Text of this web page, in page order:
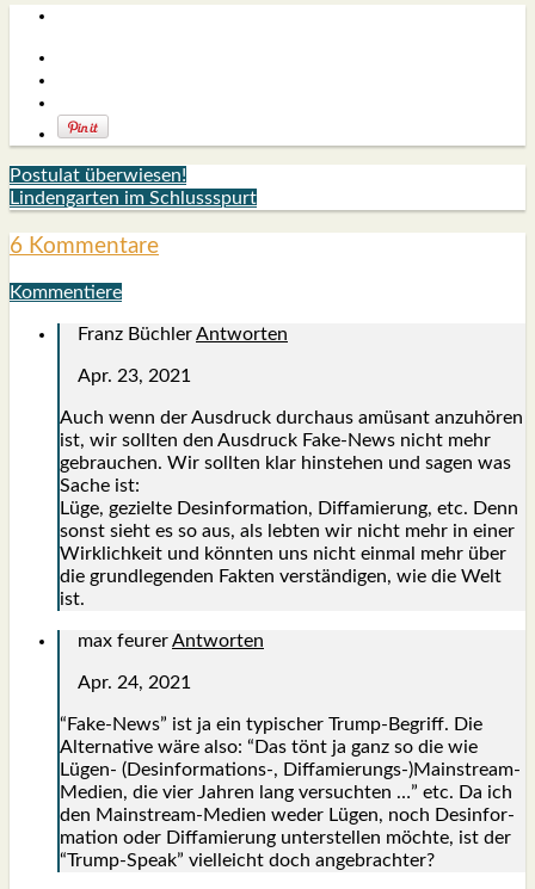
Postulat überwiesen!
Lindengarten im Schlussspurt
6 Kommentare
Kommentiere
Franz BüchlerAntworten
Apr. 23, 2021
Auch wenn der Aus­druck durch­aus amü­sant anzu­hö­ren
ist, wir soll­ten den Aus­druck Fake-News nicht mehr
gebrau­chen. Wir soll­ten klar hin­ste­hen und sagen was
Sache ist:
Lüge, geziel­te Des­in­for­ma­ti­on, Dif­fa­mie­rung, etc. Denn
sonst sieht es so aus, als leb­ten wir nicht mehr in einer
Wirk­lich­keit und könn­ten uns nicht ein­mal mehr über
die grund­le­gen­den Fak­ten ver­stän­di­gen, wie die Welt
ist.
max feurerAntworten
Apr. 24, 2021
“Fake-News” ist ja ein typi­scher Trump-Begriff. Die
Alter­na­ti­ve wäre also: “Das tönt ja ganz so die wie
Lügen- (Desinformations‑, Diffamierungs-)Mainstream-
Medien, die vier Jah­ren lang ver­such­ten …” etc. Da ich
den Main­stream-Medi­en weder Lügen, noch Des­in­for­
ma­ti­on oder Dif­fa­mie­rung unter­stel­len möch­te, ist der
“Trump-Speak” viel­leicht doch ange­brach­ter?